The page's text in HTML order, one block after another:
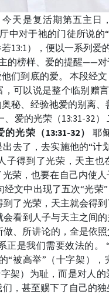
天是复活期第五主日
中对于祂的门徒所说的
13:1），便以一系列
的榜样、爱的提醒——对
们到底的爱。 本段经
可以说是整个临别赠言
秘、经验祂爱的别离、
爱的光荣（13:31-32）
的光荣（13:31-32）
耶
去了，去实施他的“计
子得到了光荣，天主也
荣，也要在自己内使
文中出现了五次“光荣
了光荣，天主就会得
看到人子与天主之间
做、所讲论的，全是依
正是我们需要效法的。
“被高举”（十字架）
字架）为耻，而是对人
，甚至赐下了自己的